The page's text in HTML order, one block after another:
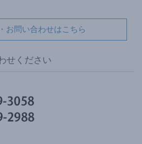
お問い合わせはこちら
せください